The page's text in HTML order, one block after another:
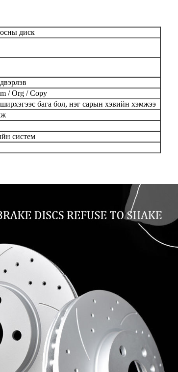
диск
/ Org / Copy
бага бол, нэг сарын хэвийн хэмжээ
систем